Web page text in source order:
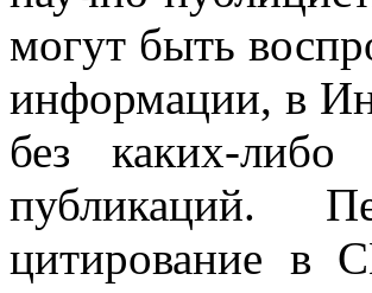
могут быть
информации, в
без каких-
публикаций.
цитирование в